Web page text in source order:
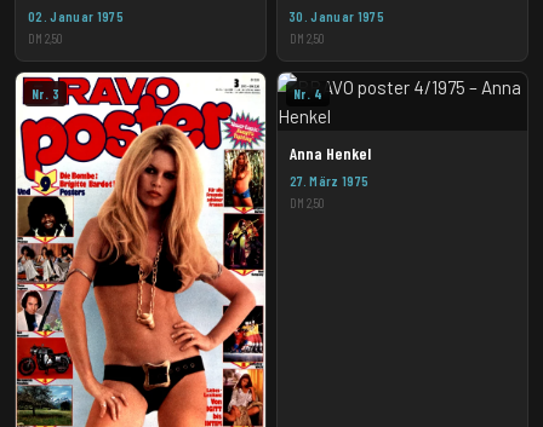
02. Januar 1975
DM 2,50
30. Januar 1975
DM 2,50
Nr. 3 Nr. 4
Anna Henkel
27. März 1975
DM 2,50